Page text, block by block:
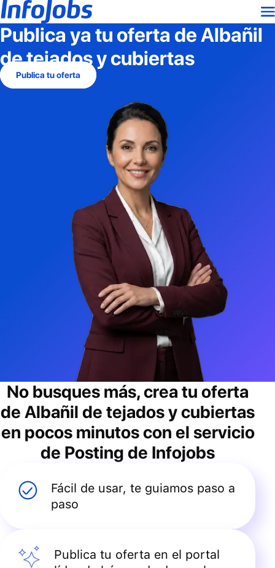
Publica ya tu oferta deAlbañil
de tejados y cubiertas
Publica tu oferta
No busques más, crea tu oferta
de Albañil de tejados y cubiertas
en pocos minutos con el servicio
de Posting de Infojobs
Fácil de usar, te guiamos paso a
paso
Publica tu oferta en el portal